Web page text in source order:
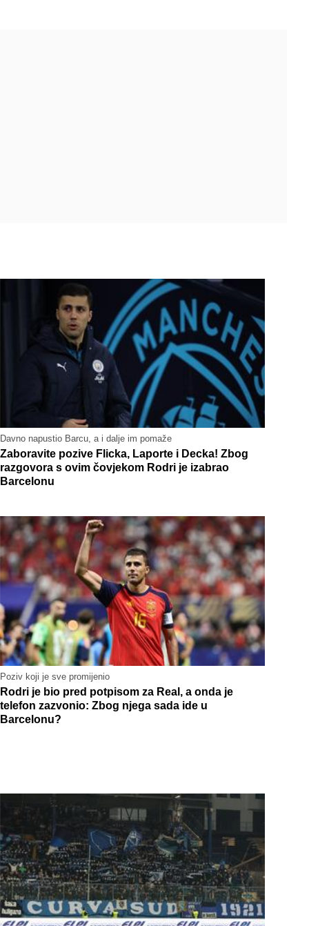
Davno napustio Barcu, a i dalje im pomaže
Zaboravite pozive Flicka, Laporte i Decka! Zbog
razgovora s ovim čovjekom Rodri je izabrao
Barcelonu
Poziv koji je sve promijenio
Rodri je bio pred potpisom za Real, a onda je
telefon zazvonio: Zbog njega sada ide u
Barcelonu?